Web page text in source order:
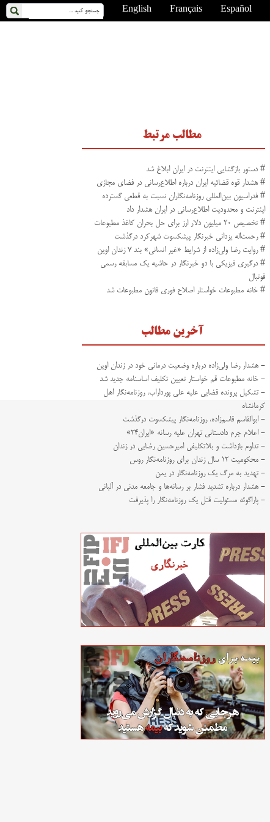
English Français Español
مطالب مرتبط
# دستور بازگشایی اینترنت در ایران ابلاغ شد
# هشدار قوه قضائیه ایران درباره اطلاع‌رسانی در فضای مجازی
# فدراسیون بین‌المللی روزنامه‌نگاران نسبت به قطعی گسترده
اینترنت و محدودیت اطلاع‌رسانی در ایران هشدار داد
# تخصیص ۲۰ میلیون دلار ارز برای حل بحران کاغذ مطبوعات
# رحمت‌اله یزدانی خبرنگار پیشکسوت شهرکرد درگذشت
# روایت رضا ولی‌زاده از شرایط «غیر انسانی» بند ۷ زندان اوین
# درگیری فیزیکی با دو خبرنگار در حاشیه یک مسابقه رسمی
فوتبال
# خانه مطبوعات خواستار اصلاح فوری قانون مطبوعات شد
آخرین مطالب
- هشدار رضا ولی‌زاده درباره وضعیت درمانی خود در زندان اوین
- خانه مطبوعات قم خواستار تعیین تکلیف اساسنامه جدید شد
- تشکیل پرونده قضایی علیه علی پورداراب، روزنامه‌نگار اهل
کرمانشاه
- ابوالقاسم قاسم‌زاده، روزنامه‌نگار پیشکسوت درگذشت
- اعلام جرم دادستانی تهران علیه رسانه «ایران۲۴»
- تداوم بازداشت و بلاتکلیفی امیرحسین رضایی در زندان
- محکومیت ۱۲ سال زندان برای روزنامه‌نگار روس
- تهدید به مرگ یک روزنامه‌نگار در یمن
- هشدار درباره تشدید فشار بر رسانه‌ها و جامعه مدنی در آلبانی
- پاراگوئه مسئولیت قتل یک روزنامه‌نگار را پذیرفت